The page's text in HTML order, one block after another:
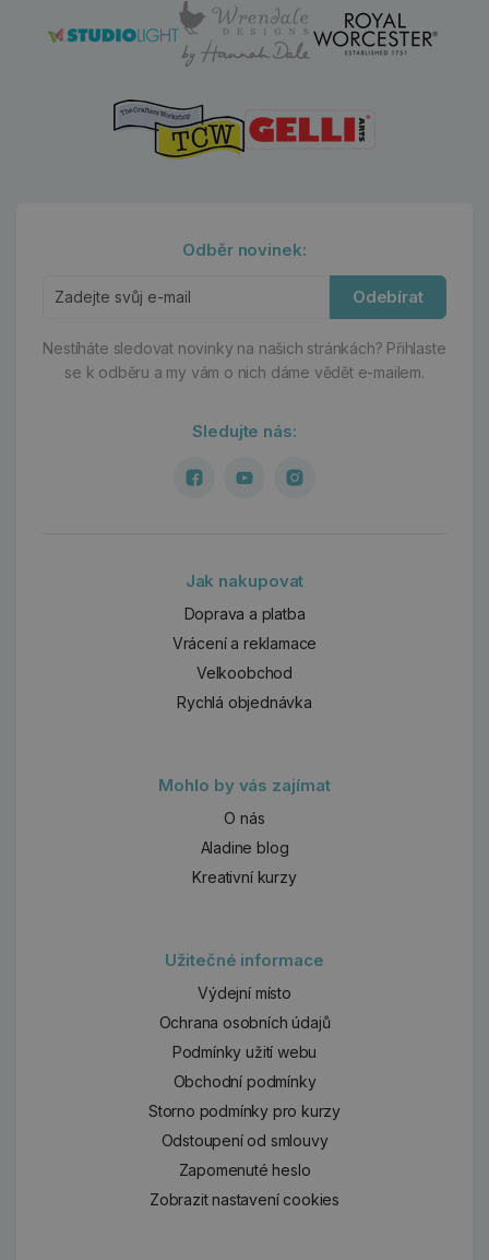
Odběr novinek:
Odebírat
Nestíháte sledovat novinky na našich stránkách? Přihlaste
se k odběru a my vám o nich dáme vědět e-mailem.
Sledujte nás:
Jak nakupovat
Doprava a platba
Vrácení a reklamace
Velkoobchod
Rychlá objednávka
Mohlo by vás zajímat
O nás
Aladine blog
Kreativní kurzy
Užitečné informace
Výdejní místo
Ochrana osobních údajů
Podmínky užití webu
Obchodní podmínky
Storno podmínky pro kurzy
Odstoupení od smlouvy
Zapomenuté heslo
Zobrazit nastavení cookies